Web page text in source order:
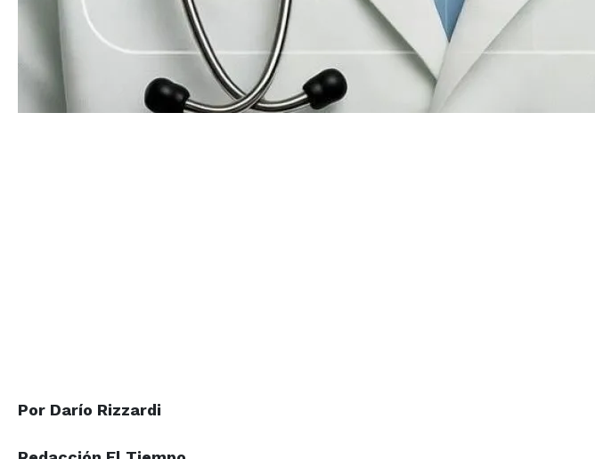
Por Darío Rizzardi